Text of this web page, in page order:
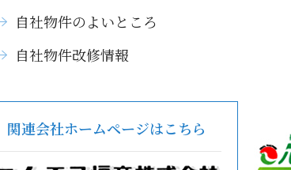
自社物件のよいところ
自社物件改修情報
関連会社ホームページはこちら